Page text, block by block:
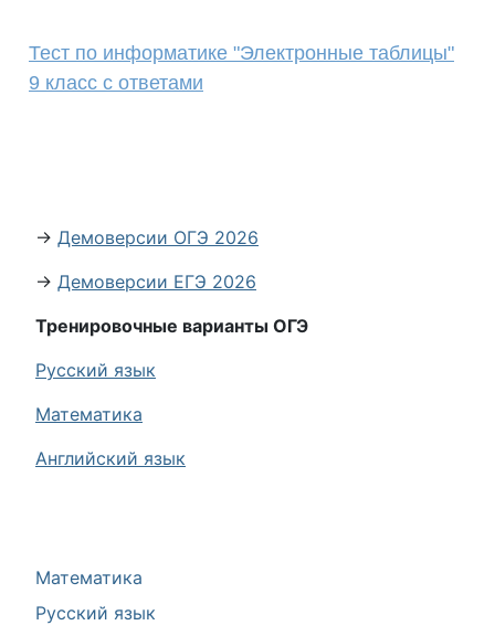
Математика
Русский язык
Тест по информатике "Электронные таблицы"
9 класс с ответами
→ Демоверсии ОГЭ 2026
→ Демоверсии ЕГЭ 2026
Тренировочные варианты ОГЭ
Русский язык
Математика
Английский язык